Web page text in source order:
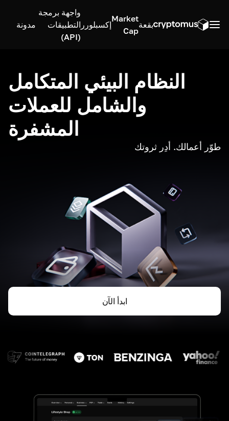
بقعة
Market
Cap
إكسبلورر
واجهة برمجة
التطبيقات
(API)
مدونة
النظام البيئي المتكامل
والشامل للعملات
المشفرة
طوّر أعمالك. أدِر ثروتك
ابدأ الآن